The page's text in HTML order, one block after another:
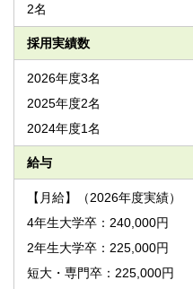
2名
採用実績数
2026年度3名
2025年度2名
2024年度1名
給与
【月給】（2026年度実績）
4年生大学卒：240,000円
2年生大学卒：225,000円
短大・専門卒：225,000円